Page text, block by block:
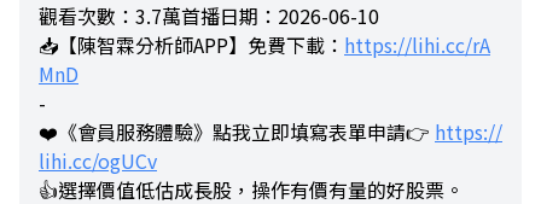
觀看次數：3.7萬首播日期：2026-06-10
📥【陳智霖分析師APP】免費下載： https://lihi.cc/rA
MnD
-
❤️《會員服務體驗》點我立即填寫表單申請👉 https://
lihi.cc/ogUCv
👍選擇價值低估成長股，操作有價有量的好股票。